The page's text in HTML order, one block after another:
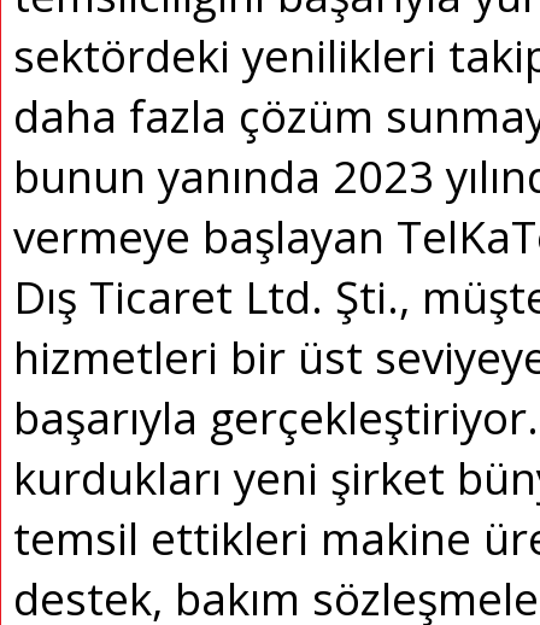
sektördeki yenilikleri
daha fazla çözüm
bunun yanında 2023
vermeye başlayan
Dış Ticaret Ltd. Şti.,
hizmetleri bir üst
başarıyla
kurdukları yeni şirket
temsil ettikleri makine
destek, bakım